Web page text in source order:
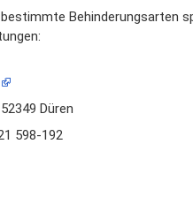
Behinderungsarten
Düren
598-192